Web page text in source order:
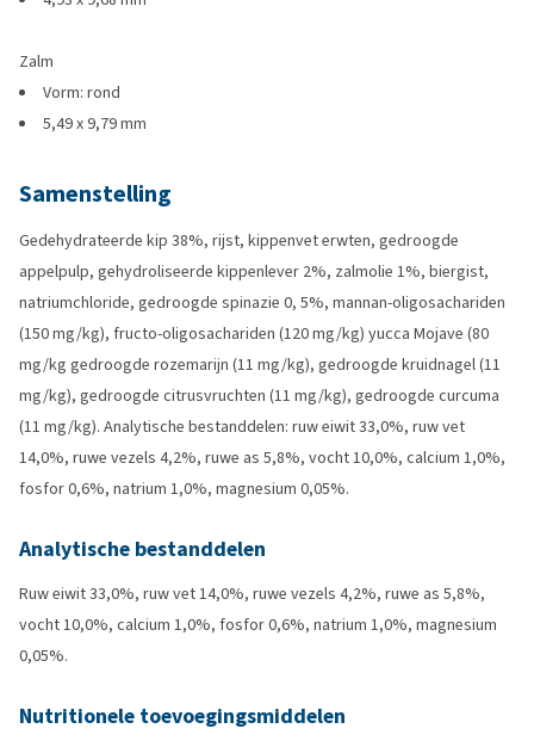
Zalm
Vorm: rond
5,49 x 9,79 mm
Samenstelling
Gedehydrateerde kip 38%, rijst, kippenvet erwten, gedroogde
appelpulp, gehydroliseerde kippenlever 2%, zalmolie 1%, biergist,
natriumchloride, gedroogde spinazie 0, 5%, mannan-oligosachariden
(150 mg/kg), fructo-oligosachariden (120 mg/kg) yucca Mojave (80
mg/kg gedroogde rozemarijn (11 mg/kg), gedroogde kruidnagel (11
mg/kg), gedroogde citrusvruchten (11 mg/kg), gedroogde curcuma
(11 mg/kg). Analytische bestanddelen: ruw eiwit 33,0%, ruw vet
14,0%, ruwe vezels 4,2%, ruwe as 5,8%, vocht 10,0%, calcium 1,0%,
fosfor 0,6%, natrium 1,0%, magnesium 0,05%.
Analytische bestanddelen
Ruw eiwit 33,0%, ruw vet 14,0%, ruwe vezels 4,2%, ruwe as 5,8%,
vocht 10,0%, calcium 1,0%, fosfor 0,6%, natrium 1,0%, magnesium
0,05%.
Nutritionele toevoegingsmiddelen